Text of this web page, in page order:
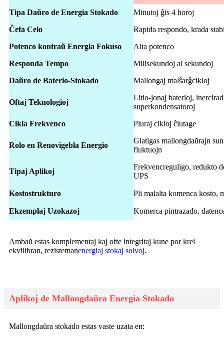
Tipa Daŭro de Energia Stokado
Minutoj ĝis 4 horoj
Ĉefa Celo
Rapida respondo, krada
Potenco kontraŭ Energia Fokuso
Alta potenco
Responda Tempo
Milisekundoj al sekundoj
Daŭro de Baterio-Stokado
Mallongaj malŝarĝcikloj
Oftaj Teknologioj
Litio-jonaj baterioj,
superkondensatoroj
Cikla Frekvenco
Pluraj cikloj ĉiutage
Rolo en Renovigebla Energio
Glatigas mallongdaŭrajn
fluktuojn
Tipaj Aplikoj
Frekvencreguligo, redukto
UPS
Kostostrukturo Pli malalta komenca kosto,
Ekzemplaj Uzokazoj Komerca pintrazado,
Ambaŭ estas komplementaj kaj ofte integritaj kune por krei
ekvilibran, rezistemanenergiaj stokaj solvoj.
Aplikoj de Mallongdaŭra Energia Stokado
Mallongdaŭra stokado estas vaste uzata en: